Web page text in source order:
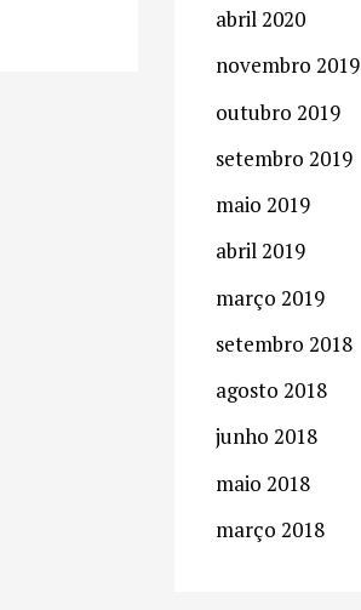
p
o
abril 2020
novembro 2019
outubro 2019
setembro 2019
maio 2019
abril 2019
março 2019
setembro 2018
agosto 2018
junho 2018
maio 2018
março 2018